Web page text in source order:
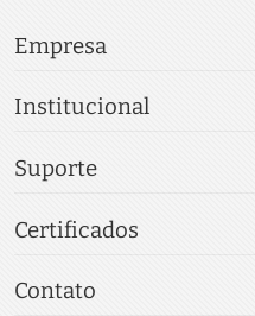
Empresa
Institucional
Suporte
Certificados
Contato